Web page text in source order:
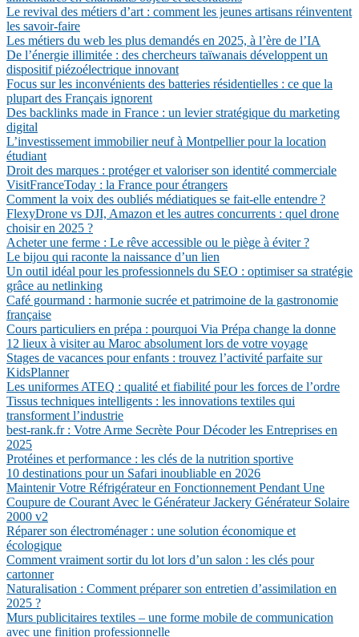
Le revival des métiers d’art : comment les jeunes artisans réinventent
les savoir-faire
Les métiers du web les plus demandés en 2025, à l’ère de l’IA
De l’énergie illimitée : des chercheurs taïwanais développent un
dispositif piézoélectrique innovant
Focus sur les inconvénients des batteries résidentielles : ce que la
plupart des Français ignorent
Des backlinks made in France : un levier stratégique du marketing
digital
L’investissement immobilier neuf à Montpellier pour la location
étudiant
Droit des marques : protéger et valoriser son identité commerciale
VisitFranceToday : la France pour étrangers
Comment la voix des oubliés médiatiques se fait-elle entendre ?
FlexyDrone vs DJI, Amazon et les autres concurrents : quel drone
choisir en 2025 ?
Acheter une ferme : Le rêve accessible ou le piège à éviter ?
Le bijou qui raconte la naissance d’un lien
Un outil idéal pour les professionnels du SEO : optimiser sa stratégie
grâce au netlinking
Café gourmand : harmonie sucrée et patrimoine de la gastronomie
française
Cours particuliers en prépa : pourquoi Via Prépa change la donne
12 lieux à visiter au Maroc absolument lors de votre voyage
Stages de vacances pour enfants : trouvez l’activité parfaite sur
KidsPlanner
Les uniformes ATEQ : qualité et fiabilité pour les forces de l’ordre
Tissus techniques intelligents : les innovations textiles qui
transforment l’industrie
best-rank.fr : Votre Arme Secrète Pour Décoder les Entreprises en
2025
Protéines et performance : les clés de la nutrition sportive
10 destinations pour un Safari inoubliable en 2026
Maintenir Votre Réfrigérateur en Fonctionnement Pendant Une
Coupure de Courant Avec le Générateur Jackery Générateur Solaire
2000 v2
Réparer son électroménager : une solution économique et
écologique
Comment vraiment sortir du lot lors d’un salon : les clés pour
cartonner
Naturalisation : Comment préparer son entretien d’assimilation en
2025 ?
Murs publicitaires textiles – une forme mobile de communication
avec une finition professionnelle